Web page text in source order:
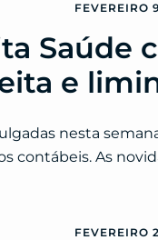
FEVEREIRO
e
nesta
contábeis. As
FEVEREIRO